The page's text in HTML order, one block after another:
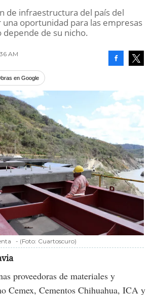
de infraestructura del país del
oportunidad para las empresas
depende de su nicho.
AM
en Google
- (Foto: Cuartoscuro)
proveedoras de materiales y
Cemex, Cementos Chihuahua, ICA y